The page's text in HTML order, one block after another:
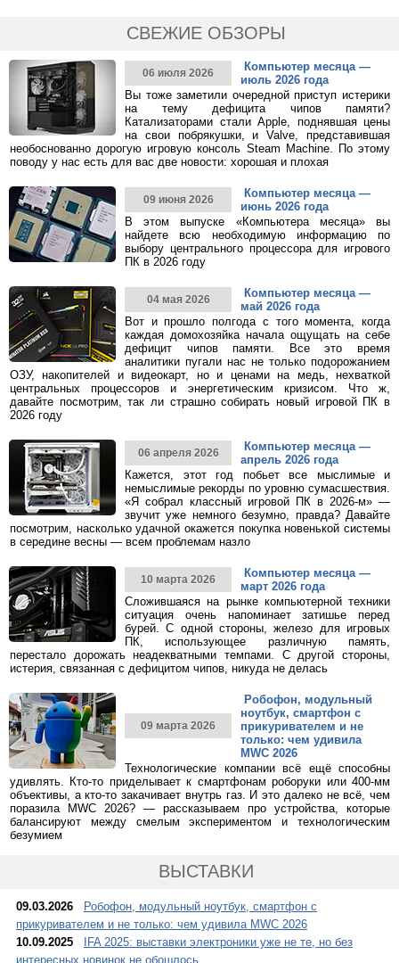
СВЕЖИЕ ОБЗОРЫ
06 июля 2026
Компьютер месяца —
июль 2026 года
Вы тоже заметили очередной приступ истерики
на тему дефицита чипов памяти?
Катализаторами стали Apple, поднявшая цены
на свои побрякушки, и Valve, представившая
необоснованно дорогую игровую консоль Steam Machine. По этому
поводу у нас есть для вас две новости: хорошая и плохая
09 июня 2026
Компьютер месяца —
июнь 2026 года
В этом выпуске «Компьютера месяца» вы
найдете всю необходимую информацию по
выбору центрального процессора для игрового
ПК в 2026 году
04 мая 2026
Компьютер месяца —
май 2026 года
Вот и прошло полгода с того момента, когда
каждая домохозяйка начала ощущать на себе
дефицит чипов памяти. Все это время
аналитики пугали нас не только подорожанием
ОЗУ, накопителей и видеокарт, но и ценами на медь, нехваткой
центральных процессоров и энергетическим кризисом. Что ж,
давайте посмотрим, так ли страшно собирать новый игровой ПК в
2026 году
06 апреля 2026
Компьютер месяца —
апрель 2026 года
Кажется, этот год побьет все мыслимые и
немыслимые рекорды по уровню сумасшествия.
«Я собрал классный игровой ПК в 2026-м» —
звучит уже немного безумно, правда? Давайте
посмотрим, насколько удачной окажется покупка новенькой системы
в середине весны — всем проблемам назло
10 марта 2026
Компьютер месяца —
март 2026 года
Сложившаяся на рынке компьютерной техники
ситуация очень напоминает затишье перед
бурей. С одной стороны, железо для игровых
ПК, использующее различную память,
перестало дорожать неадекватными темпами. С другой стороны,
истерия, связанная с дефицитом чипов, никуда не делась
09 марта 2026
Робофон, модульный
ноутбук, смартфон с
прикуривателем и не
только: чем удивила
MWC 2026
Технологические компании всё ещё способны
удивлять. Кто-то приделывает к смартфонам роборуки или 400-мм
объективы, а кто-то закачивает внутрь газ. И это далеко не всё, чем
поразила MWC 2026? — рассказываем про устройства, которые
балансируют между смелым экспериментом и технологическим
безумием
ВЫСТАВКИ
09.03.2026
Робофон, модульный ноутбук, смартфон с
прикуривателем и не только: чем удивила MWC 2026
10.09.2025
IFA 2025: выставки электроники уже не те, но без
интересных новинок не обошлось